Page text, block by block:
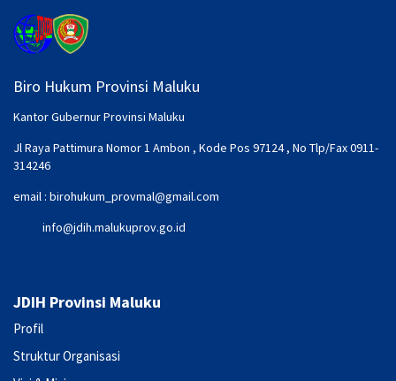
Biro Hukum Provinsi Maluku
Kantor Gubernur Provinsi Maluku
Jl Raya Pattimura Nomor 1 Ambon , Kode Pos 97124 , No Tlp/Fax 0911-
314246
email : birohukum_provmal@gmail.com
info@jdih.malukuprov.go.id
JDIH Provinsi Maluku
Profil
Struktur Organisasi